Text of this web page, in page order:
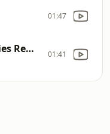
01:47
Alone (Lost frequencies Remix) 01:41